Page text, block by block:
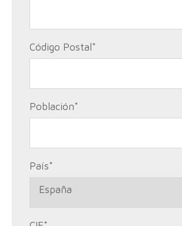
Código Postal *
Población*
País*